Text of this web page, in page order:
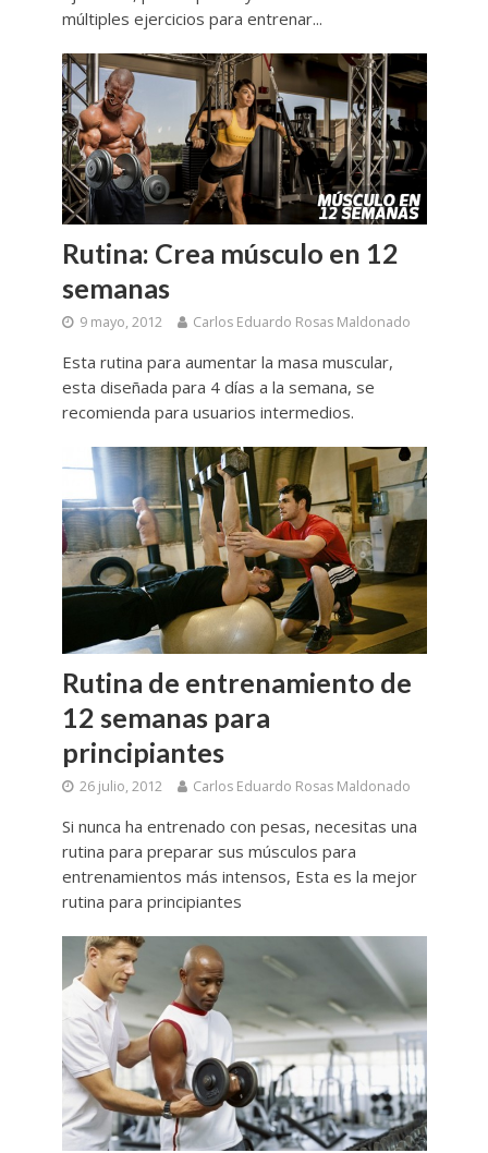
múltiples ejercicios para entrenar...
Rutina: Crea músculo en 12
semanas
9 mayo, 2012 Carlos Eduardo Rosas Maldonado
Esta rutina para aumentar la masa muscular,
esta diseñada para 4 días a la semana, se
recomienda para usuarios intermedios.
Rutina de entrenamiento de
12 semanas para
principiantes
26 julio, 2012 Carlos Eduardo Rosas Maldonado
Si nunca ha entrenado con pesas, necesitas una
rutina para preparar sus músculos para
entrenamientos más intensos, Esta es la mejor
rutina para principiantes